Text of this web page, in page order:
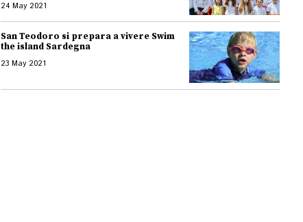
24 May 2021
San Teodoro si prepara a vivere Swim
the island Sardegna
23 May 2021